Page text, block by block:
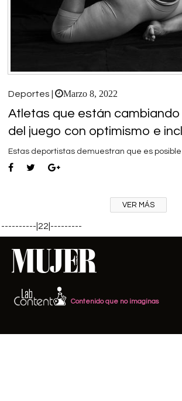
Deportes | Marzo 8, 2022
Atletas que están cambiando
del juego con optimismo e
Estas deportistas demuestran que es
VER MÁS
----------|22|---------
Contenido que no imaginas